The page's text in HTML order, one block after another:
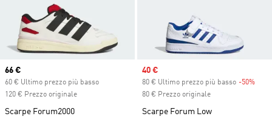
Current price
66 €
60 € Ultimo prezzo più basso
120 € Prezzo originale
Scarpe Forum2000
Sale price
40 €
80 € Ultimo prezzo più basso -50%
80 € Prezzo originale
Scarpe Forum Low